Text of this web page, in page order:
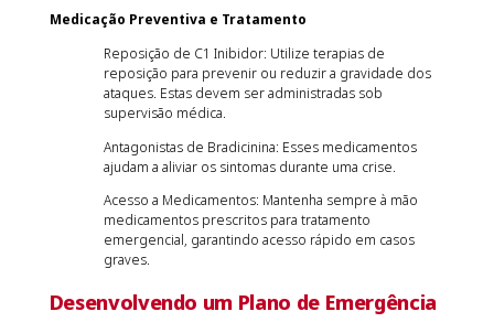
Medicação Preventiva e Tratamento
Reposição de C1 Inibidor: Utilize terapias de
reposição para prevenir ou reduzir a gravidade dos
ataques. Estas devem ser administradas sob
supervisão médica.
Antagonistas de Bradicinina: Esses medicamentos
ajudam a aliviar os sintomas durante uma crise.
Acesso a Medicamentos: Mantenha sempre à mão
medicamentos prescritos para tratamento
emergencial, garantindo acesso rápido em casos
graves.
Desenvolvendo um Plano de Emergência